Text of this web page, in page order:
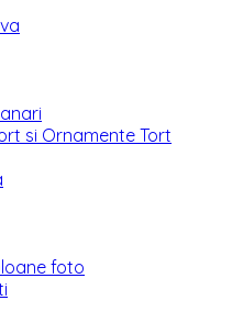
si Ornamente Tort
foto